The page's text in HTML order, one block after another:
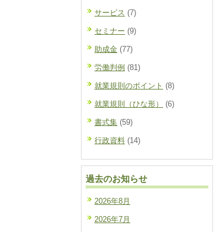
サービス (7)
セミナー (9)
助成金 (77)
労働判例 (81)
就業規則のポイント (8)
就業規則（ひな形） (6)
書式集 (59)
行政資料 (14)
過去のお知らせ
2026年8月
2026年7月